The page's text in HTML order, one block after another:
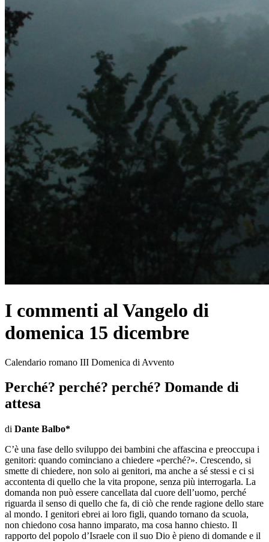
I commenti al Vangelo di
domenica 15 dicembre
Calendario romano III Domenica di Avvento
Perché? perché? perché? Domande di
attesa
di Dante Balbo*
C’è una fase dello sviluppo dei bambini che affascina e preoccupa i
genitori: quando cominciano a chiedere «perché?». Crescendo, si
smette di chiedere, non solo ai genitori, ma anche a sé stessi e ci si
accontenta di quello che la vita propone, senza più interrogarla. La
domanda non può essere cancellata dal cuore dell’uomo, perché
riguarda il senso di quello che fa, di ciò che rende ragione dello stare
al mondo. I genitori ebrei ai loro figli, quando tornano da scuola,
non chiedono cosa hanno imparato, ma cosa hanno chiesto. Il
rapporto del popolo d’Israele con il suo Dio è pieno di domande e il